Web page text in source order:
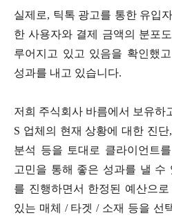
실제로, 틱톡 광고를 통한 유입
한 사용자와 결제 금액의 분포
루어지고 있고 있음을 확인했
성과를 내고 있습니다.
저희 주식회사 바름에서 보유하
S 업체의 현재 상황에 대한 진
분석 등을 토대로 클라이언트
고민을 통해 좋은 성과를 낼 수
를 진행하면서 한정된 예산으
있는 매체 / 타겟 / 소재 등을 선